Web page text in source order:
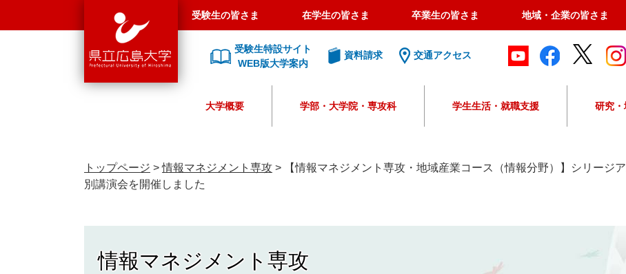
島
大
受験生の皆さま 在学生の皆さま 卒業生の皆さま 地域・企業の皆さま
受験生特設サイト
WEB版大学案内
資料請求 交通アクセス
o
カ
ム
大学概要 学部・大学院・専攻科 学生生活・就職支援 研究
トップページ >情報マネジメント専攻 >
【情報マネジメント専攻・地域産業コース（情報分野）】シリージ
別講演会を開催しました
情報マネジメント専攻